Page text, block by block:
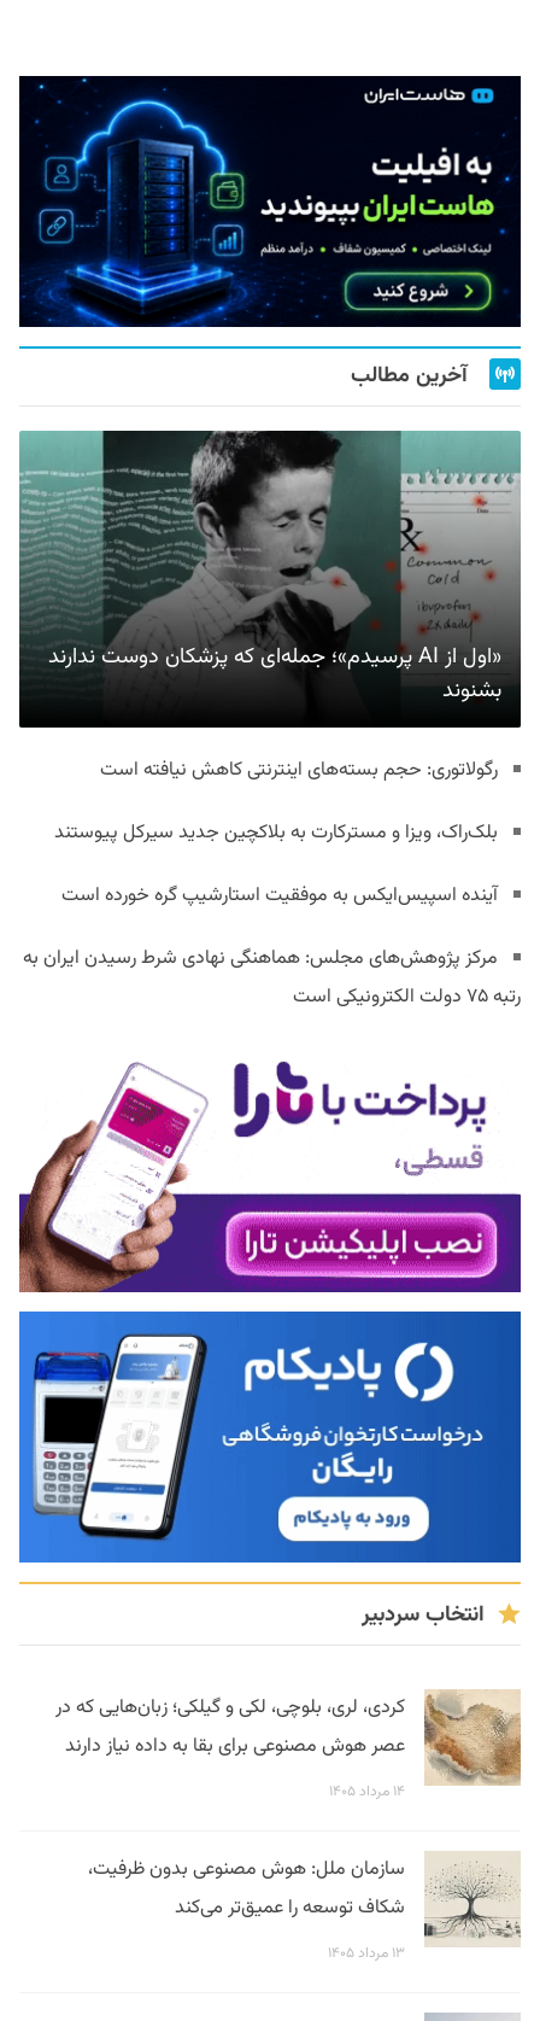
آخرین مطالب
«اول از AI پرسیدم»؛ جمله‌ای که پزشکان دوست ندارند
بشنوند
رگولاتوری: حجم بسته‌های اینترنتی کاهش نیافته است
بلک‌راک، ویزا و مسترکارت به بلاکچین جدید سیرکل پیوستند
آینده اسپیس‌ایکس به موفقیت استارشیپ گره خورده است
مرکز پژوهش‌های مجلس: هماهنگی نهادی شرط رسیدن ایران به
رتبه ۷۵ دولت الکترونیکی است
انتخاب سردبیر
کردی، لری، بلوچی، لکی و گیلکی؛ زبان‌هایی که در
عصر هوش مصنوعی برای بقا به داده نیاز دارند
۱۴ مرداد ۱۴۰۵
سازمان ملل: هوش مصنوعی بدون ظرفیت،
شکاف توسعه را عمیق‌تر می‌کند
۱۳ مرداد ۱۴۰۵